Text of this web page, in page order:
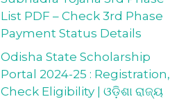
List PDF – Check 3rd Phase
Payment Status Details
Odisha State Scholarship
Portal 2024-25 : Registration,
Check Eligibility | ଓଡ଼ିଶା ରାଜ୍ୟ